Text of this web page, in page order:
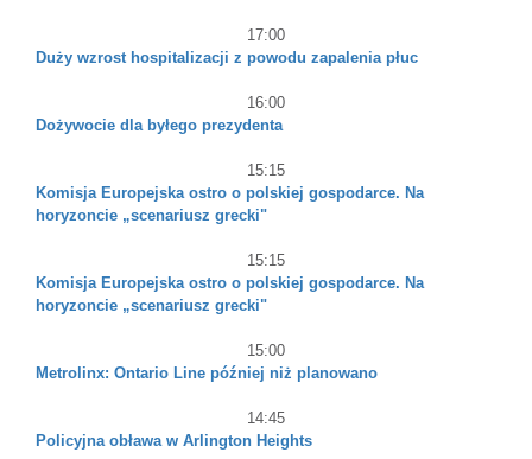
17:00
Duży wzrost hospitalizacji z powodu zapalenia płuc
16:00
Dożywocie dla byłego prezydenta
15:15
Komisja Europejska ostro o polskiej gospodarce. Na
horyzoncie „scenariusz grecki"
15:15
Komisja Europejska ostro o polskiej gospodarce. Na
horyzoncie „scenariusz grecki"
15:00
Metrolinx: Ontario Line później niż planowano
14:45
Policyjna obława w Arlington Heights